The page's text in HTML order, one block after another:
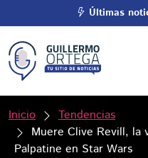
Últimas
Inicio
Tendencias
Muere Clive Revill, la
Palpatine en Star Wars